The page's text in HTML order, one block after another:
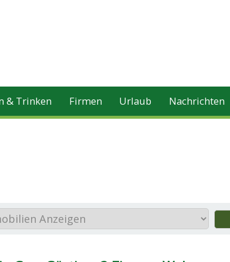
& Trinken Firmen Urlaub Nachrichten